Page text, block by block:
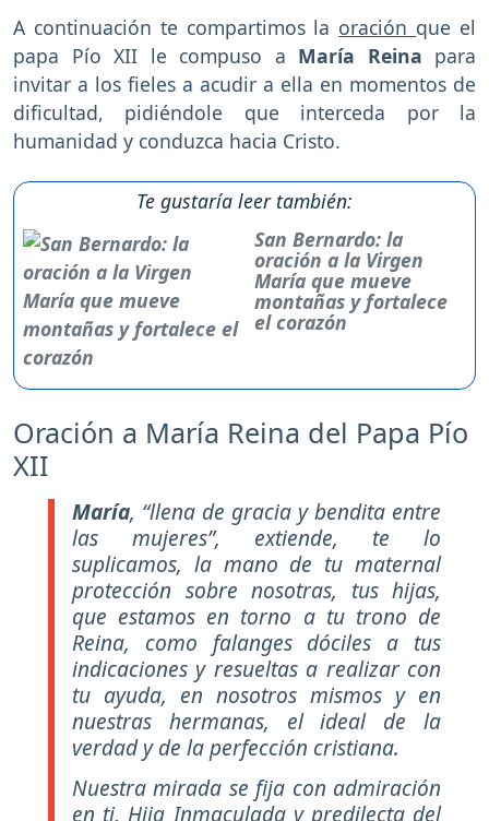
A continuación te compartimos la oración que el
papa Pío XII le compuso a María Reina para
invitar a los fieles a acudir a ella en momentos de
dificultad, pidiéndole que interceda por la
humanidad y conduzca hacia Cristo.
Te gustaría leer también:
San Bernardo: la
oración a la Virgen
María que mueve
montañas y fortalece
el corazón
Oración a María Reina del Papa Pío
XII
María, “llena de gracia y bendita entre
las mujeres”, extiende, te lo
suplicamos, la mano de tu maternal
protección sobre nosotras, tus hijas,
que estamos en torno a tu trono de
Reina, como falanges dóciles a tus
indicaciones y resueltas a realizar con
tu ayuda, en nosotros mismos y en
nuestras hermanas, el ideal de la
verdad y de la perfección cristiana.
Nuestra mirada se fija con admiración
en ti, Hija Inmaculada y predilecta del